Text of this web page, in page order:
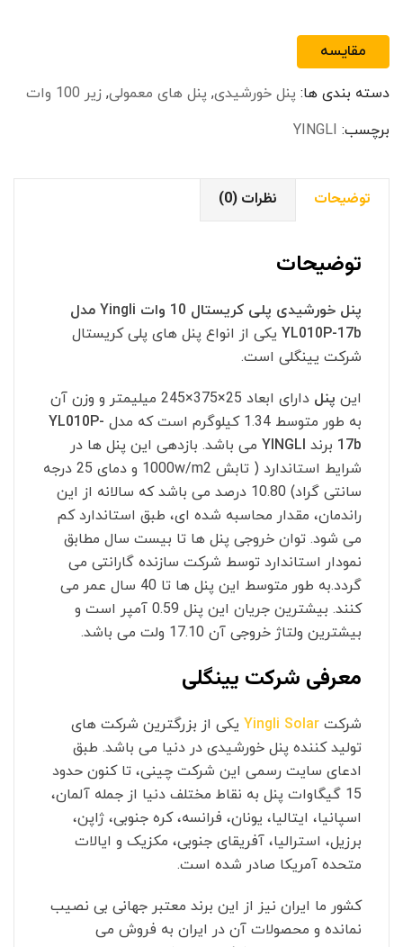
کریستال
مدل
17b
عدد
مقایسه
دسته بندی ها: پنل خورشیدی, پنل های معمولی, زیر 100 وات
برچسب: YINGLI
توضیحات نظرات (0)
توضیحات
پنل خورشیدی پلی کریستال 10 وات Yingli مدل
YL010P-17b یکی از انواع پنل های پلی کریستال
شرکت یینگلی است.
این پنل
دارای ابعاد 25×375×245 میلیمتر و وزن آن
به طور متوسط 1.34 کیلوگرم است که مدل
YL010P-
17b برند YINGLI می باشد. بازدهی این پنل ها در
شرایط استاندارد ( تابش 1000w/m2 و دمای 25 درجه
سانتی گراد) 10.80 درصد می باشد که سالانه از این
راندمان، مقدار محاسبه شده ای، طبق استاندارد کم
می شود. توان خروجی پنل ها تا بیست سال مطابق
نمودار استاندارد توسط شرکت سازنده گارانتی می
گردد.به طور متوسط این پنل ها تا 40 سال عمر می
کنند. بیشترین جریان این پنل 0.59 آمپر است و
بیشترین ولتاژ خروجی آن 17.10 ولت می باشد.
معرفی شرکت یینگلی
شرکت Yingli Solar یکی از بزرگترین شرکت های
تولید کننده پنل خورشیدی در دنیا می باشد. طبق
ادعای سایت رسمی این شرکت چینی، تا کنون حدود
15 گیگاوات پنل به نقاط مختلف دنیا از جمله آلمان،
اسپانیا، ایتالیا، یونان، فرانسه، کره جنوبی، ژاپن،
برزیل، استرالیا، آفریقای جنوبی، مکزیک و ایالات
متحده آمریکا صادر شده است.
کشور ما ایران نیز از این برند معتبر جهانی بی نصیب
نمانده و محصولات آن در ایران به فروش می